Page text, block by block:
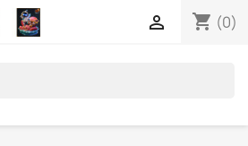
shopping_cart (0)
